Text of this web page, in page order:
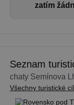
zatím
Seznam
chaty Semínova
Všechny turistické